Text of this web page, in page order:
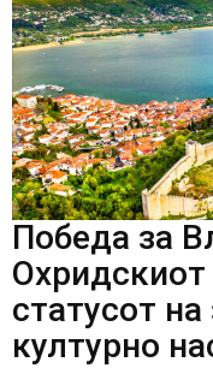
Победа за
статусот
културно